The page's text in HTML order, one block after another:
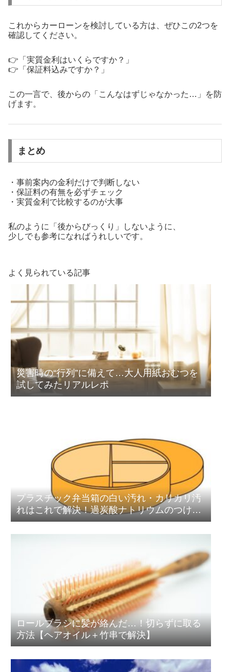
これからカーローンを検討している方は、ぜひこの2つを
確認してください。
👉「実質金利はいくらですか？」
👉「保証料込みですか？」
この一言で、後からの「こんなはずじゃなかった…」を防
げます。
まとめ
・事前案内の金利だけで判断しない
・保証料の有無を必ずチェック
・実質金利で比較するのが大事
私のように「後からびっくり」しないように、
少しでも参考になればうれしいです。
よく見られている記事
災害時の“行列”に備えて…大人用紙おむつを
試してみたリアルレポ
プラスチック弁当箱の白い汚れ・カリカリ汚
れはこれで解決！過炭酸ナトリウムのつけ置
き洗浄術
ロールブラシに髪が絡んだ…！切らずに取る
方法【ヘアオイル＋竹串で解決】